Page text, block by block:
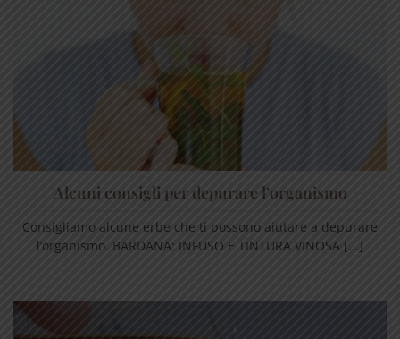
Alcuni consigli per depurare l’organismo
Consigliamo alcune erbe che ti possono aiutare a depurare
l’organismo. BARDANA: INFUSO E TINTURA VINOSA [...]